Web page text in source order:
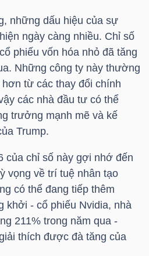
những dấu hiệu của sự
ngày càng nhiều. Chỉ số
phiếu vốn hóa nhỏ đã tăng
Những công ty này thường
từ các thay đổi chính
các nhà đầu tư có thể
trưởng mạnh mẽ và kế
Trump.
của chỉ số này gợi nhớ đến
vọng về trí tuệ nhân tạo
có thể đang tiếp thêm
khởi - cổ phiếu Nvidia, nhà
211% trong năm qua -
thích được đà tăng của